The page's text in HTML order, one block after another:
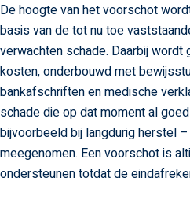
De hoogte van het voorschot
basis van de tot nu toe
verwachten schade. Daarbij wordt
kosten, onderbouwd met
bankafschriften en medische
schade die op dat moment al
bijvoorbeeld bij langdurig herstel
meegenomen. Een voorschot is
ondersteunen totdat de